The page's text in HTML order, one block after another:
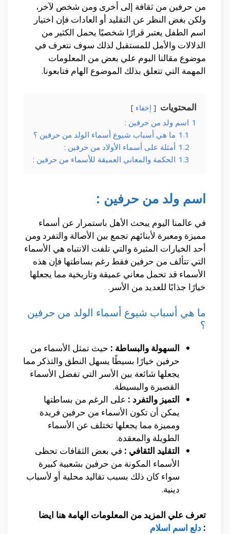
من حرفين من ثقافة إلى أخرى ومن شخص لآخر،
ولكن بغض النظر عن التقليد أو العادات فإن اختيار
اسم الطفل يعتبر قرارًا شخصيًا يحمل الكثير من
الدلالات والأمل للمستقبل لذلك سوف نتعرف في
موضوع مقالنا اليوم علي بعض من المعلومات
المهمة التي تتعلق بذلك الموضوع الهام فتابعونا.
المحتويات إخفاء
1 اسم ولد من حرفين :
1.1 ما هي أسباب شيوع أسماء الولد من حرفين ؟
1.2 أمثلة على أسماء الأولاد من حرفين :
1.3 الحكمة والمعاني العميقة للأسماء من حرفين :
اسم ولد من حرفين :
في عالمنا اليوم يبحث الأهل باستمرار عن أسماء
مميزة ومعبرة لأبنائهم تجمع بين الأصالة والتفرد ومن
أحد الخيارات المثيرة والتي تلفت الانتباه هي الأسماء
التي تتألف من حرفين فقط رغم بساطتها فإن هذه
الأسماء قد تحمل معاني عميقة وتاريخية مما يجعلها
خيارًا جذابًا للعديد من الأسر.
ما هي أسباب شيوع أسماء الولد من حرفين
؟
السهولة والبساطة : حيث تمثل الأسماء من
حرفين خيارًا بسيطًا يسهل النطق والتذكر مما
يجعلها شائعة بين الأسر التي تفضل الأسماء
القصيرة والبسيطة.
التميز والتفرد : على الرغم من بساطتها
يمكن أن تكون الأسماء من حرفين فريدة
ومميزة مما يجعلها تختلف عن الأسماء
الطويلة والمعقدة.
التقليد الثقافي : في بعض الثقافات تحظى
الأسماء المكونة من حرفين بشعبية كبيرة
سواء كان ذلك بسبب تقاليد محلية أو لأسباب
دينية.
تعرف علي المزيد من المعلومات الهامة هنا ايضا
: دلع اسم اسلام